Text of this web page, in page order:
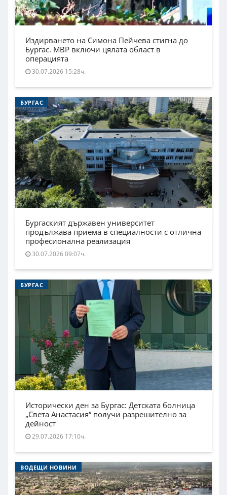
Издирването на Симона Пейчева стигна до
Бургас. МВР включи цялата област в
операцията
30.07.2026 15:28ч.
БУРГАС
Бургаският държавен университет
продължава приема в специалности с отлична
професионална реализация
30.07.2026 09:07ч.
БУРГАС
Исторически ден за Бургас: Детската болница
„Света Анастасия“ получи разрешително за
дейност
29.07.2026 17:10ч.
ВОДЕЩИ НОВИНИ